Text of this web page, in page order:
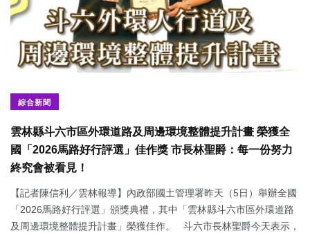
綜合新聞
雲林縣斗六市區外環道路及周邊環境整體提升計畫 榮獲全
國「2026馬路好行評選」佳作獎 市長林聖爵：每一份努力
終究會被看見！
【記者陳信利／雲林報導】內政部國土管理署昨天（5日）舉辦全國
「2026馬路好行評選」頒獎典禮，其中「雲林縣斗六市區外環道路
及周邊環境整體提升計畫」榮獲佳作。 斗六市長林聖爵今天表示，